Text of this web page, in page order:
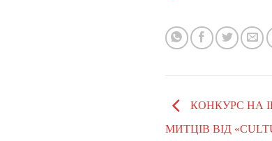
КОНКУРС НА
МИТЦІВ ВІД